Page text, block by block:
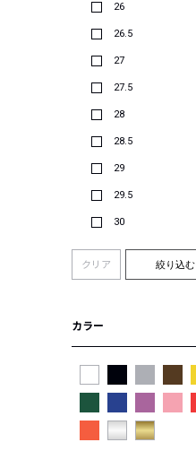
26
26.5
27
27.5
28
28.5
29
29.5
30
クリア 絞り込む
カラー